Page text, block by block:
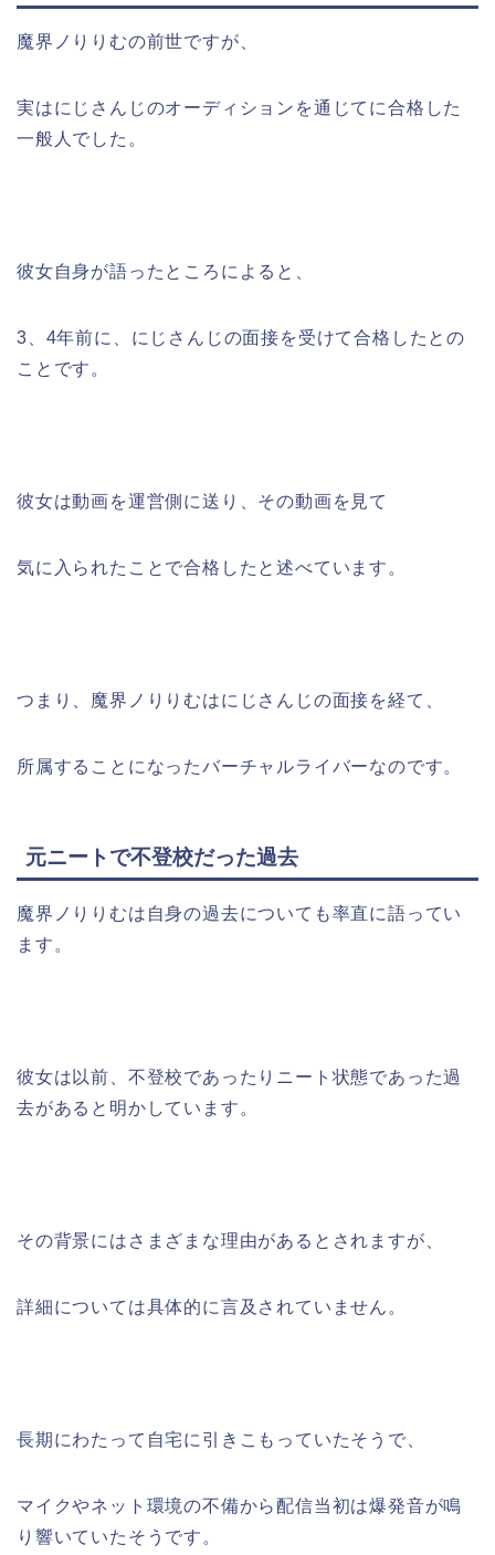
魔界ノりりむの前世ですが、
実はにじさんじのオーディションを通じてに合格した
一般人でした。
彼女自身が語ったところによると、
3、4年前に、にじさんじの面接を受けて合格したとの
ことです。
彼女は動画を運営側に送り、その動画を見て
気に入られたことで合格したと述べています。
つまり、魔界ノりりむはにじさんじの面接を経て、
所属することになったバーチャルライバーなのです。
元ニートで不登校だった過去
魔界ノりりむは自身の過去についても率直に語ってい
ます。
彼女は以前、不登校であったりニート状態であった過
去があると明かしています。
その背景にはさまざまな理由があるとされますが、
詳細については具体的に言及されていません。
長期にわたって自宅に引きこもっていたそうで、
マイクやネット環境の不備から配信当初は爆発音が鳴
り響いていたそうです。